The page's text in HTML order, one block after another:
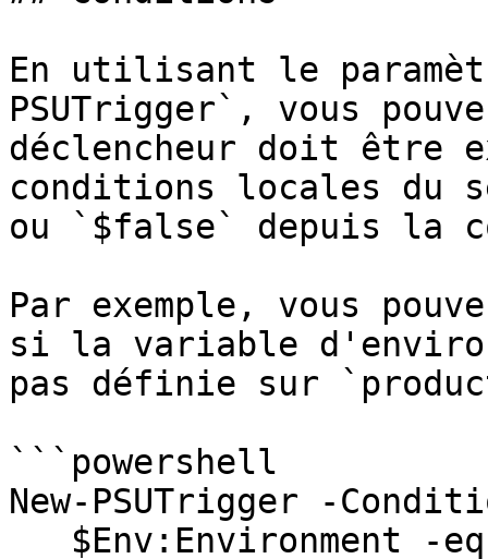
En utilisant le
PSUTrigger`, vous
déclencheur doit être
conditions locales du
ou `$false` depuis la
Par exemple, vous
si la variable
pas définie sur
```powershell
New-PSUTrigger -